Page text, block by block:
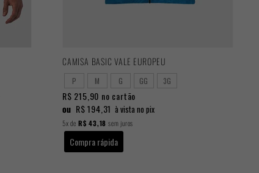
CAMISA BASIC VALE EUROPEU
P M G GG 3G
R$ 215,90 no cartão
ou R$ 194,31 à vista no pix
5xde R$ 43,18 sem juros
Compra rápida